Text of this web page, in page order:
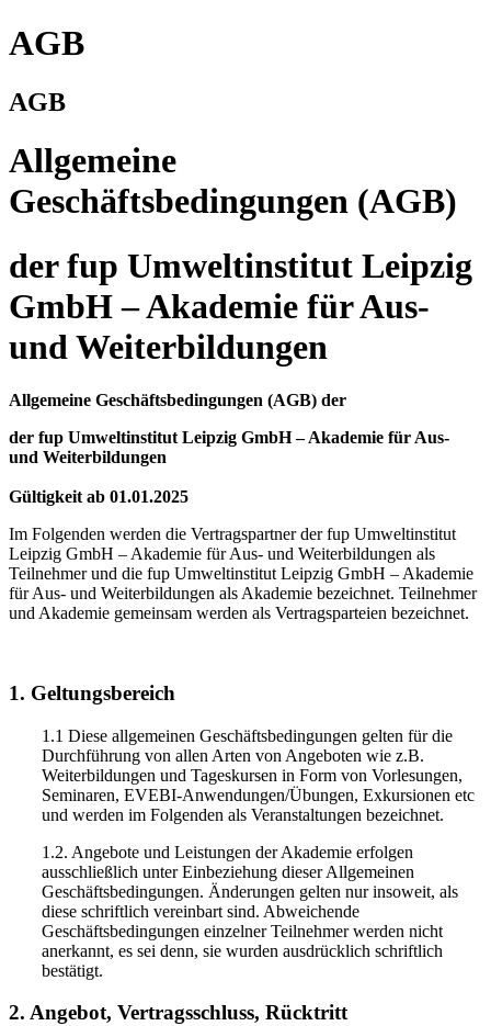
AGB
AGB
Allgemeine
Geschäftsbedingungen (AGB)
der fup Umweltinstitut Leipzig
GmbH – Akademie für Aus-
und Weiterbildungen
Allgemeine Geschäftsbedingungen (AGB) der
der fup Umweltinstitut Leipzig GmbH – Akademie für Aus-
und Weiterbildungen
Gültigkeit ab 01.01.2025
Im Folgenden werden die Vertragspartner der fup Umweltinstitut
Leipzig GmbH – Akademie für Aus- und Weiterbildungen als
Teilnehmer und die fup Umweltinstitut Leipzig GmbH – Akademie
für Aus- und Weiterbildungen als Akademie bezeichnet. Teilnehmer
und Akademie gemeinsam werden als Vertragsparteien bezeichnet.
1. Geltungsbereich
1.1 Diese allgemeinen Geschäftsbedingungen gelten für die
Durchführung von allen Arten von Angeboten wie z.B.
Weiterbildungen und Tageskursen in Form von Vorlesungen,
Seminaren, EVEBI-Anwendungen/Übungen, Exkursionen etc
und werden im Folgenden als Veranstaltungen bezeichnet.
1.2. Angebote und Leistungen der Akademie erfolgen
ausschließlich unter Einbeziehung dieser Allgemeinen
Geschäftsbedingungen. Änderungen gelten nur insoweit, als
diese schriftlich vereinbart sind. Abweichende
Geschäftsbedingungen einzelner Teilnehmer werden nicht
anerkannt, es sei denn, sie wurden ausdrücklich schriftlich
bestätigt.
2. Angebot, Vertragsschluss, Rücktritt